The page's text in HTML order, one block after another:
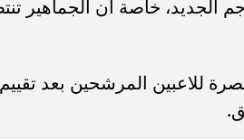
الجديد، خاصة أن الجماهير
للاعبين المرشحين بعد